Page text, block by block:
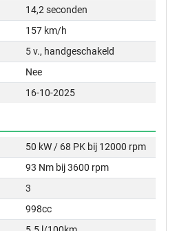
14,2 seconden
157 km/h
5 v., handgeschakeld
Nee
16-10-2025
50 kW / 68 PK bij 12000 rpm
93 Nm bij 3600 rpm
3
998cc